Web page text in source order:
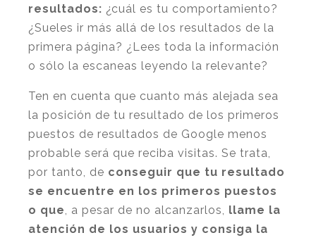
resultados: ¿cuál es tu comportamiento?
¿Sueles ir más allá de los resultados de la
primera página? ¿Lees toda la información
o sólo la escaneas leyendo la relevante?
Ten en cuenta que cuanto más alejada sea
la posición de tu resultado de los primeros
puestos de resultados de Google menos
probable será que reciba visitas. Se trata,
por tanto, de conseguir que tu resultado
se encuentre en los primeros puestos
o que
, a pesar de no alcanzarlos, llame la
atención de los usuarios y consiga la